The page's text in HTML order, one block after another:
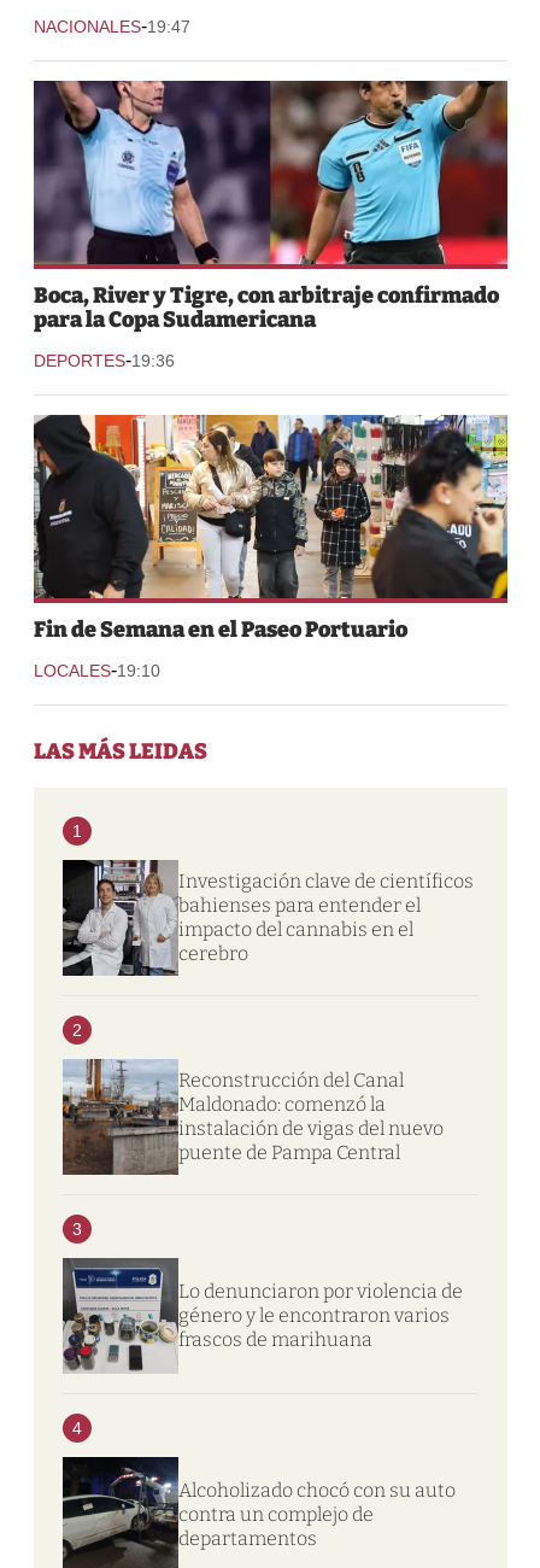
NACIONALES-19:47
Boca, River y Tigre, con arbitraje confirmado
para la Copa Sudamericana
DEPORTES-19:36
Fin de Semana en el Paseo Portuario
LOCALES-19:10
LAS MÁS LEIDAS
1
Investigación clave de científicos
bahienses para entender el
impacto del cannabis en el
cerebro
2
Reconstrucción del Canal
Maldonado: comenzó la
instalación de vigas del nuevo
puente de Pampa Central
3
Lo denunciaron por violencia de
género y le encontraron varios
frascos de marihuana
4
Alcoholizado chocó con su auto
contra un complejo de
departamentos